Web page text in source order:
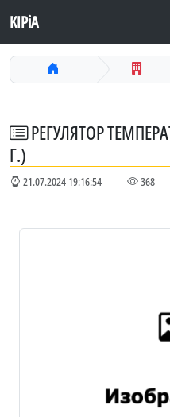
KIPiA
РЕГУЛЯТОР
Г.)
21.07.2024 19:16:54 368